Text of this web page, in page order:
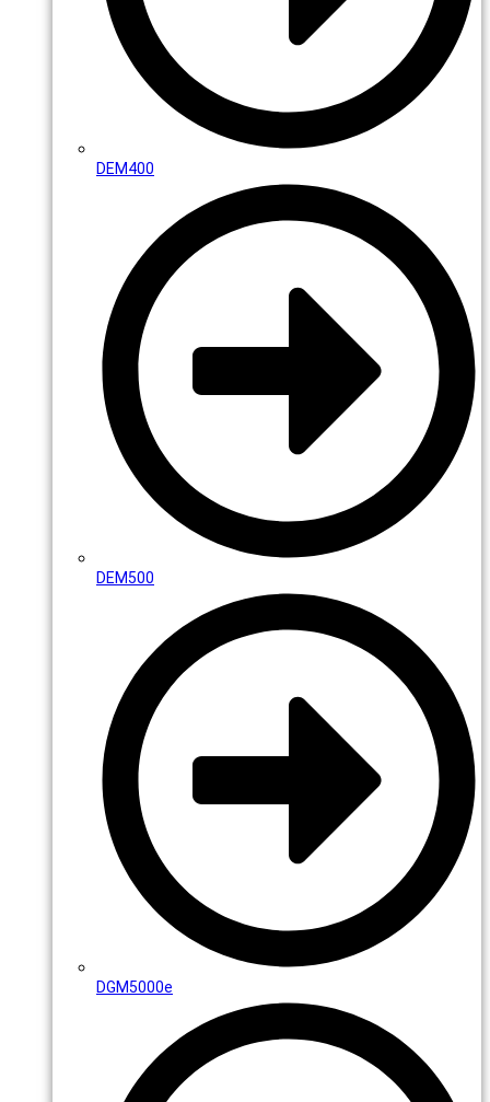
DEM400
DEM500
DGM5000e